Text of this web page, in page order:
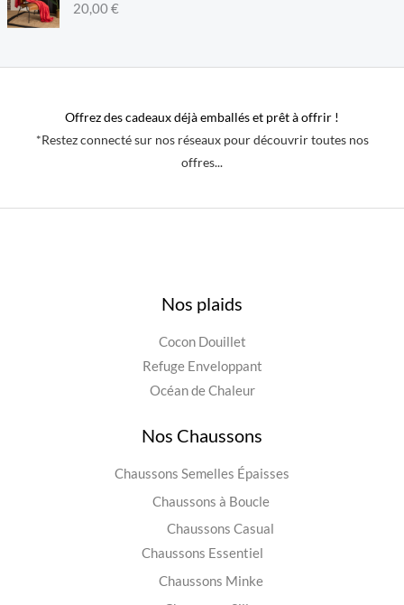
20,00€
Offrez des cadeaux déjà emballés et prêt à offrir !
*Restez connecté sur nos réseaux pour découvrir toutes nos
offres...
Nos plaids
Cocon Douillet
Refuge Enveloppant
Océan de Chaleur
Nos Chaussons
Chaussons Semelles Épaisses
Chaussons à Boucle
Chaussons Casual
Chaussons Essentiel
Chaussons Minke